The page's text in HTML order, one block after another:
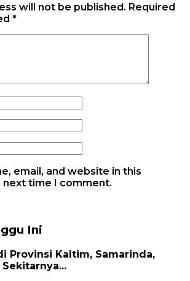
will not be published. Required
*
email, and website in this
time I comment.
Ini
Provinsi Kaltim, Samarinda,